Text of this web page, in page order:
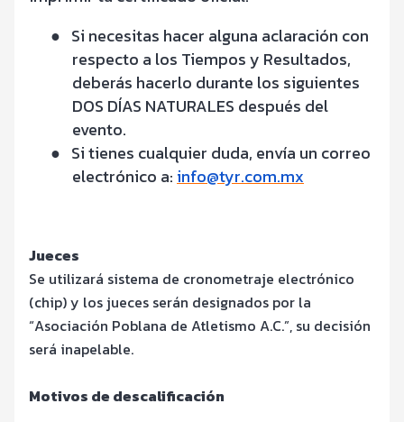
● Si necesitas hacer alguna aclaración con
respecto a los Tiempos y Resultados,
deberás hacerlo durante los siguientes
DOS DÍAS NATURALES después del
evento.
● Si tienes cualquier duda, envía un correo
electrónico a:info@tyr.com.mx
Jueces
Se utilizará sistema de cronometraje electrónico
(chip) y los jueces serán designados por la
“Asociación Poblana de Atletismo A.C.”, su decisión
será inapelable.
Motivos de descalificación